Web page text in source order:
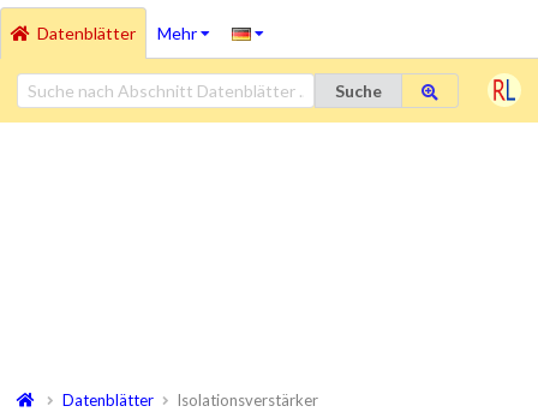
Datenblätter Mehr
Suche
Datenblätter Isolationsverstärker